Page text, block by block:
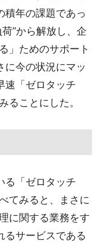
積年の課題であっ
”から解放し、企
」ためのサポート
に今の状況にマッ
速「ゼロタッチ
ることにした。
る「ゼロタッチ
てみると、まさに
に関する業務をす
るサービスである